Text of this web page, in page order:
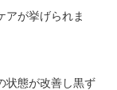
アが挙げられま
状態が改善し黒ず